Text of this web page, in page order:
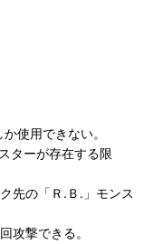
使用できない。
ターが存在する限
先の「Ｒ.Ｂ.」モンス
攻撃できる。